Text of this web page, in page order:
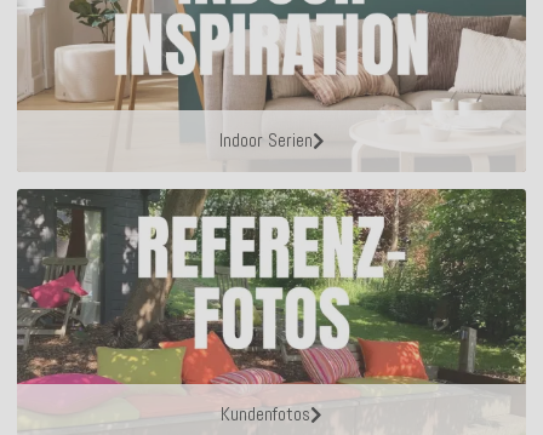
Indoor Serien
Kundenfotos